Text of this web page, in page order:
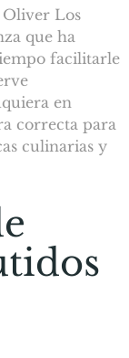
Oliver Los
que ha
facilitarle
en
correcta para
culinarias y